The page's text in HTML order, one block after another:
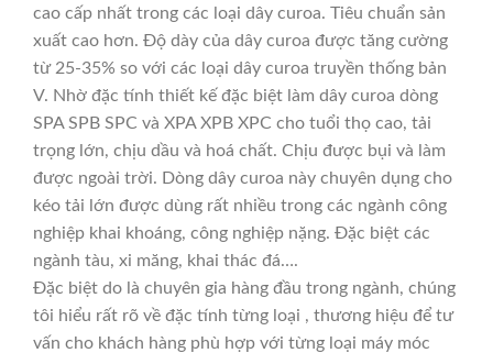
cao cấp nhất trong các loại dây curoa. Tiêu chuẩn sản
xuất cao hơn. Độ dày của dây curoa được tăng cường
từ 25-35% so với các loại dây curoa truyền thống bản
V. Nhờ đặc tính thiết kế đặc biệt làm dây curoa dòng
SPA SPB SPC và XPA XPB XPC cho tuổi thọ cao, tải
trọng lớn, chịu dầu và hoá chất. Chịu được bụi và làm
được ngoài trời. Dòng dây curoa này chuyên dụng cho
kéo tải lớn được dùng rất nhiều trong các ngành công
nghiệp khai khoáng, công nghiệp nặng. Đặc biệt các
ngành tàu, xi măng, khai thác đá….
Đặc biệt do là chuyên gia hàng đầu trong ngành, chúng
tôi hiểu rất rõ về đặc tính từng loại , thương hiệu để tư
vấn cho khách hàng phù hợp với từng loại máy móc